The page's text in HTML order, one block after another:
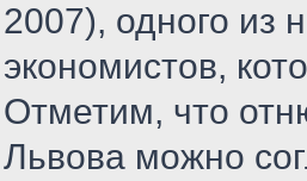
2007), одного из
экономистов,
Отметим, что
Львова можно